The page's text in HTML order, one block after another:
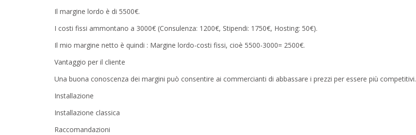
Il margine lordo è di 5500€.
I costi fissi ammontano a 3000€ (Consulenza: 1200€, Stipendi: 1750€, Hosting: 50€).
Il mio margine netto è quindi : Margine lordo-costi fissi, cioè 5500-3000= 2500€.
Vantaggio per il cliente
Una buona conoscenza dei margini può consentire ai commercianti di abbassare i prezzi per essere più competitivi.
Installazione
Installazione classica
Raccomandazioni